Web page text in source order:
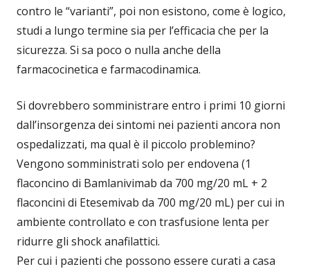
contro le “varianti”, poi non esistono, come è logico,
studi a lungo termine sia per l’efficacia che per la
sicurezza. Si sa poco o nulla anche della
farmacocinetica e farmacodinamica.
Si dovrebbero somministrare entro i primi 10 giorni
dall’insorgenza dei sintomi nei pazienti ancora non
ospedalizzati, ma qual è il piccolo problemino?
Vengono somministrati solo per endovena (1
flaconcino di Bamlanivimab da 700 mg/20 mL + 2
flaconcini di Etesemivab da 700 mg/20 mL) per cui in
ambiente controllato e con trasfusione lenta per
ridurre gli shock anafilattici.
Per cui i pazienti che possono essere curati a casa